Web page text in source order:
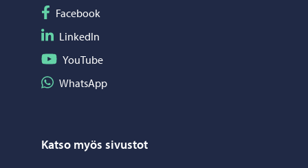
Seuraa Facebook
Facebook
Seuraa LinkedIn
LinkedIn
Seuraa YouTube
YouTube
Jaa WhatsApp
WhatsApp
Katso myös sivustot